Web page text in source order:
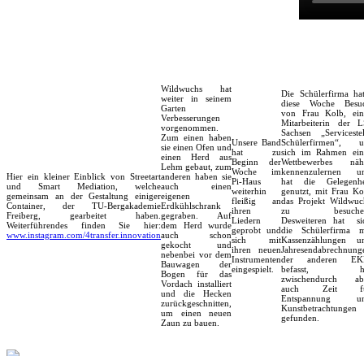
Hier ein kleiner Einblick von Streetart
und Smart Mediation, welche
gemeinsam an der Gestaltung einiger
Container, der TU-Bergakademie
Freiberg, gearbeitet haben.
Weiterführendes finden Sie hier:
www.instagram.com/4transfer.innovation
Wildwuchs hat
weiter in seinem
Garten
Verbesserungen
vorgenommen.
Zum einen haben
sie einen Ofen und
einen Herd aus
Lehm gebaut, zum
anderen haben sie
auch einen
eigenen
Erdkühlschrank
gegraben. Auf
dem Herd wurde
auch schon
gekocht und
nebenbei vor dem
Bauwagen der
Bogen für das
Vordach installiert
und die Hecken
zurückgeschnitten,
um einen neuen
Zaun zu bauen.
Unsere Band
hat zu
Beginn der
Woche im
Pi-Haus
weiterhin
fleißig an
ihren
Liedern
geprobt und
sich mit
ihren neuen
Instrumenten
eingespielt.
Die Schülerfirma
diese Woche
von Frau Kolb,
Mitarbeiterin der
Sachsen
Schülerfirmen“,
sich im Rahmen
Wettbewerbes
kennenzulernen
hat die
genutzt, mit Frau
das Projekt
zu
Desweiteren hat
die Schülerfirma
Kassenzählungen
der anderen
befasst,
zwischendurch
auch Zeit
Entspannung
Kunstbetrachtungen
gefunden.